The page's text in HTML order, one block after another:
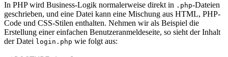
In PHP wird Business-Logik normalerweise direkt in .php-Dateien
geschrieben, und eine Datei kann eine Mischung aus HTML, PHP-
Code und CSS-Stilen enthalten. Nehmen wir als Beispiel die
Erstellung einer einfachen Benutzeranmeldeseite, so sieht der Inhalt
der Datei login.php wie folgt aus: